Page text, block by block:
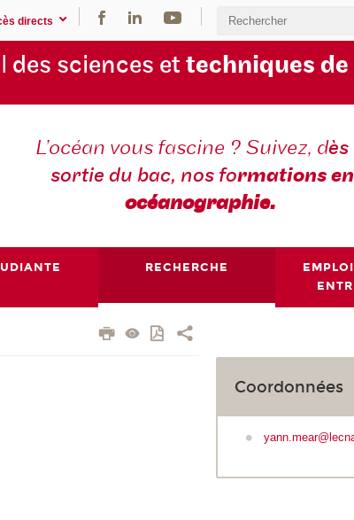
directs
des sciences et techniques de
L’océan vous fascine ? Suivez, dès
sortie du bac, nos formations en
océanographie.
RECHERCHE
Coordonnées